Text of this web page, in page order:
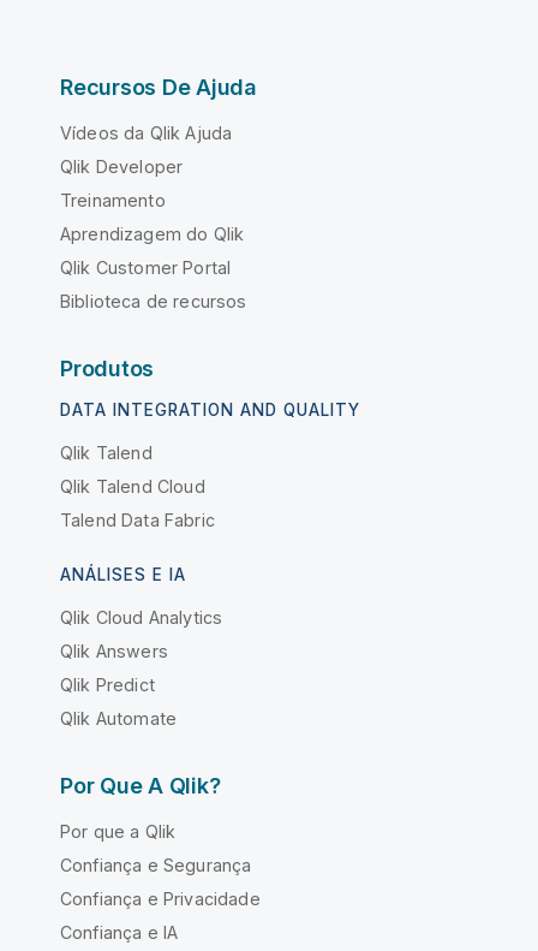
Recursos De Ajuda
Vídeos da Qlik Ajuda
Qlik Developer
Treinamento
Aprendizagem do Qlik
Qlik Customer Portal
Biblioteca de recursos
Produtos
DATA INTEGRATION AND QUALITY
Qlik Talend
Qlik Talend Cloud
Talend Data Fabric
ANÁLISES E IA
Qlik Cloud Analytics
Qlik Answers
Qlik Predict
Qlik Automate
Por Que A Qlik?
Por que a Qlik
Confiança e Segurança
Confiança e Privacidade
Confiança e IA